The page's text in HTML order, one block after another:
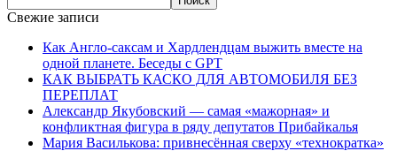
Свежие записи
Как Англо-саксам и Хардлендцам выжить вместе на
одной планете. Беседы с GPT
КАК ВЫБРАТЬ КАСКО ДЛЯ АВТОМОБИЛЯ БЕЗ
ПЕРЕПЛАТ
Александр Якубовский — самая «мажорная» и
конфликтная фигура в ряду депутатов Прибайкалья
Мария Василькова: привнесённая сверху «технократка»